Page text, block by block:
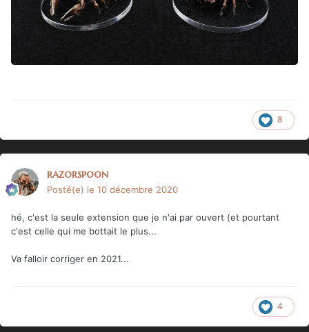
8
razorspoon
Posté(e) le 10 décembre 2020
hé, c'est la seule extension que je n'ai par ouvert (et pourtant
c'est celle qui me bottait le plus...
Va falloir corriger en 2021...
4